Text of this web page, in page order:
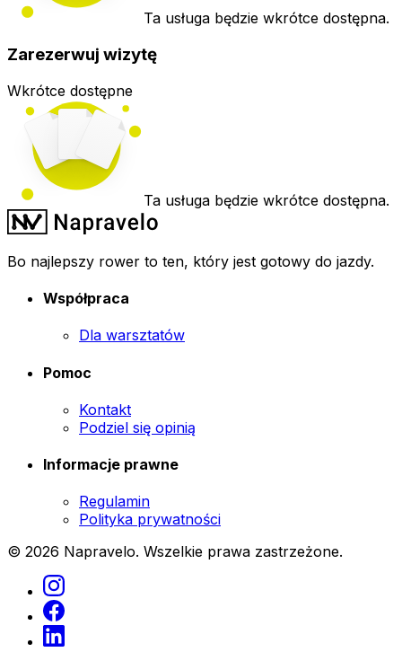
Ta usługa będzie wkrótce dostępna.
Zarezerwuj wizytę
Wkrótce dostępne
Ta usługa będzie wkrótce dostępna.
Bo najlepszy rower to ten, który jest gotowy do jazdy.
Współpraca
Dla warsztatów
Pomoc
Kontakt
Podziel się opinią
Informacje prawne
Regulamin
Polityka prywatności
© 2026 Napravelo. Wszelkie prawa zastrzeżone.